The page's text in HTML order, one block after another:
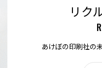
リク
あけぼの印刷社の